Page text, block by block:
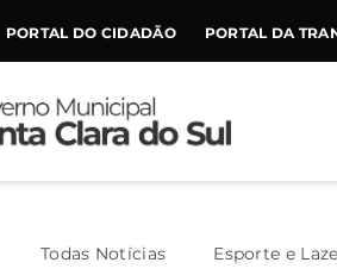
PORTAL DO CIDADÃO PORTAL DA
Todas Notícias Esporte e